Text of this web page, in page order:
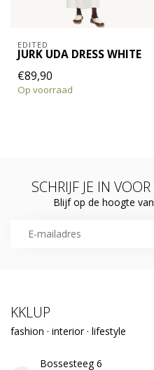
EDITED
JURK UDA DRESS WHITE
€89,90
Op voorraad
SCHRIJF JE IN
Blijf op de hoogte
KKLUP
fashion · interior · lifestyle
Bossesteeg 6